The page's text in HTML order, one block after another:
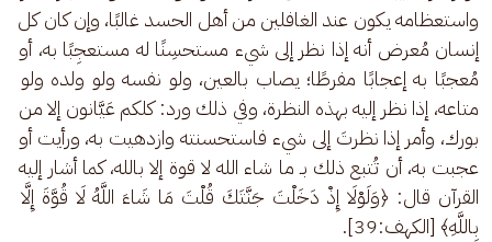
واستعظامه يكون عند الغافلين من أهل الحسد غالبًا، وإن كان كل
إنسان مُعرض أنه إذا نظر إلى شيء مستحسِنًا له مستعجِبًا به، أو
مُعجبًا به إعجابًا مفرطًا؛ يصاب بالعين، ولو نفسه ولو ولده ولو
متاعه، إذا نظر إليه بهذه النظرة، وفي ذلك ورد: كلكم عَيَّانون إلا من
بورك، وأمر إذا نظرتَ إلى شيء فاستحسنته وازدهيت به، ورأيت أو
عجبت به، أن تُتبع ذلك بـ ما شاء الله لا قوة إلا بالله، كما أشار إليه
القرآن قال: ﴿وَلَوْلَا إِذْ دَخَلْتَ جَنَّتَكَ قُلْتَ مَا شَاءَ اللَّهُ لَا قُوَّةَ إِلَّا
بِاللَّهِ﴾ [الكهف:39].